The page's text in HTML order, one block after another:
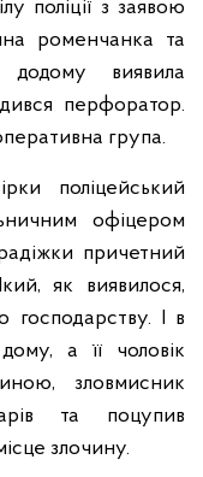
поліції з заявою
роменчанка та
виявила
перфоратор.
група.
поліцейський
офіцером
причетний
як виявилося,
господарству. І в
а її чоловік
зловмисник
та поцупив
злочину.